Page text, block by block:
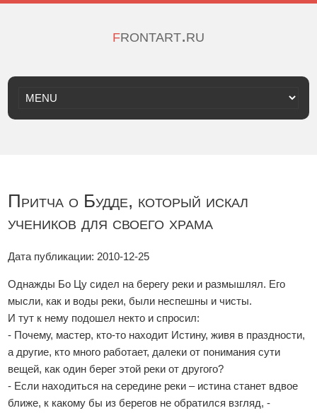
frontart.ru
Притча о Будде, который искал
учеников для своего храма
Дата публикации: 2010-12-25
Однажды Бо Цу сидел на берегу реки и размышлял. Его
мысли, как и воды реки, были неспешны и чисты.
И тут к нему подошел некто и спросил:
- Почему, мастер, кто-то находит Истину, живя в праздности,
а другие, кто много работает, далеки от понимания сути
вещей, как один берег этой реки от другого?
- Если находиться на середине реки – истина станет вдвое
ближе, к какому бы из берегов не обратился взгляд, -